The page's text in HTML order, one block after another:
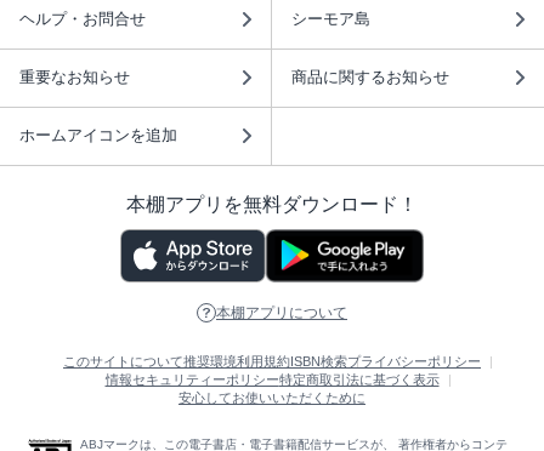
ヘルプ・お問合せ シーモア島
重要なお知らせ 商品に関するお知らせ
ホームアイコンを追加
本棚アプリを無料ダウンロード！
本棚アプリについて
このサイトについて推奨環境利用規約ISBN検索プライバシーポリシー
情報セキュリティーポリシー特定商取引法に基づく表示
安心してお使いいただくために
ABJマークは、この電子書店・電子書籍配信サービスが、 著作権者からコンテ